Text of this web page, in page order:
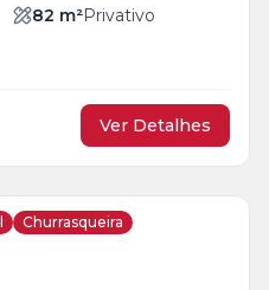
82 m²Privativo
Ver Detalhes
Churrasqueira